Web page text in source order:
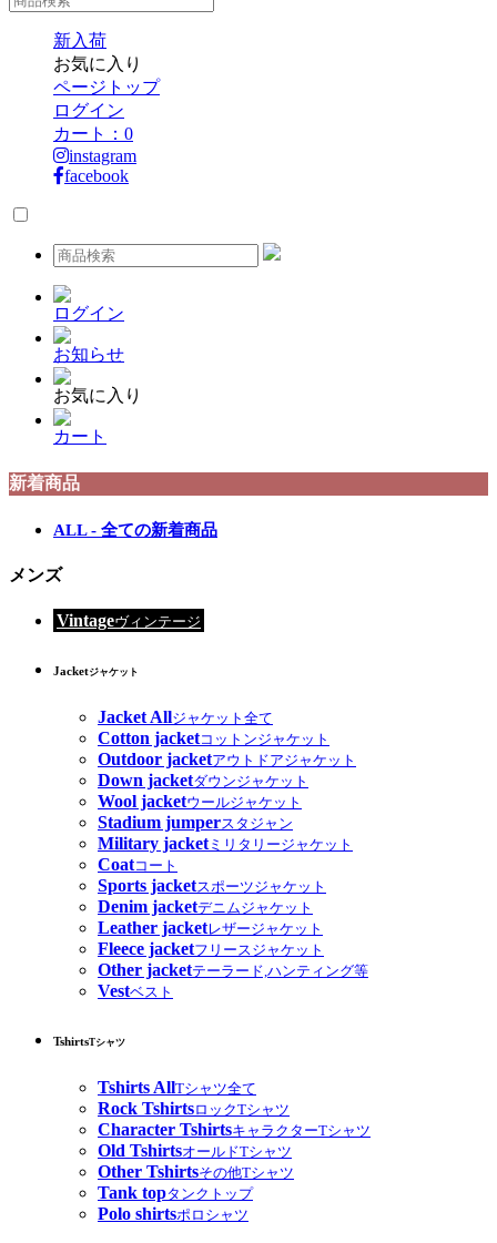
新入荷
お気に入り
ページトップ
ログイン
カート： 0
instagram
facebook
ログイン
お知らせ
お気に入り
カート
新着商品
ALL - 全ての新着商品
メンズ
Vintageヴィンテージ
Jacketジャケット
Jacket Allジャケット全て
Cotton jacketコットンジャケット
Outdoor jacketアウトドアジャケット
Down jacketダウンジャケット
Wool jacketウールジャケット
Stadium jumperスタジャン
Military jacketミリタリージャケット
Coatコート
Sports jacketスポーツジャケット
Denim jacketデニムジャケット
Leather jacketレザージャケット
Fleece jacketフリースジャケット
Other jacketテーラード,ハンティング等
Vestベスト
TshirtsTシャツ
Tshirts AllTシャツ全て
Rock TshirtsロックTシャツ
Character TshirtsキャラクターTシャツ
Old TshirtsオールドTシャツ
Other Tshirtsその他Tシャツ
Tank topタンクトップ
Polo shirtsポロシャツ